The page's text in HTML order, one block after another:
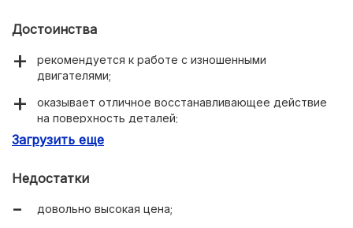
Достоинства
рекомендуется к работе с изношенными
двигателями;
оказывает отличное восстанавливающее действие
на поверхность деталей;
эффективность действия сохраняется в течение 40-
не требует двухэтапной заливки.
Загрузить еще
Недостатки
довольно высокая цена;